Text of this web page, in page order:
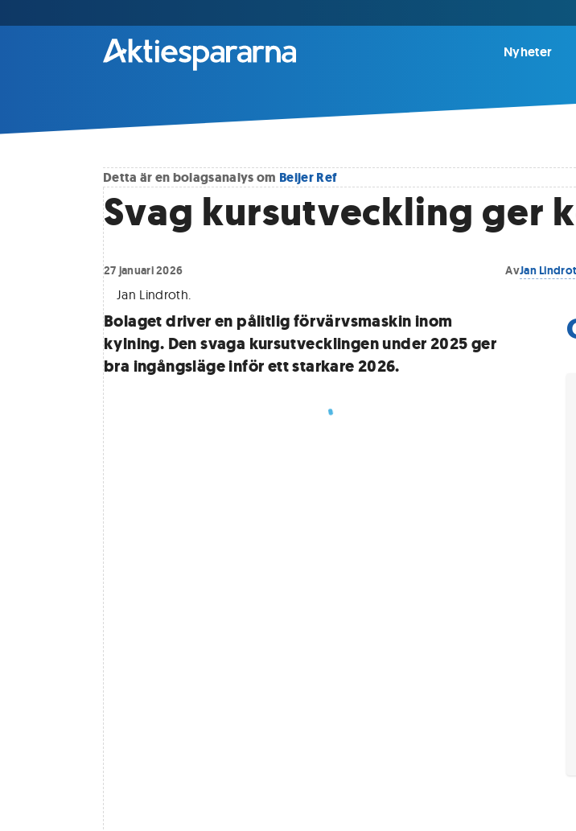
Nyheter
Detta är en bolagsanalys om Beijer Ref
Svag kursutveckling ger
27 januari 2026 AvJan
Jan Lindroth.
Bolaget driver en pålitlig förvärvsmaskin inom
kylning. Den svaga kursutvecklingen under 2025 ger
bra ingångsläge inför ett starkare 2026.